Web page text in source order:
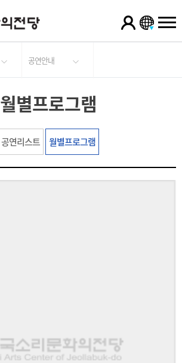
공연안내
월별프로그램
공연리스트 월별프로그램